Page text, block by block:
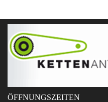
ÖFFNUNGSZEITEN